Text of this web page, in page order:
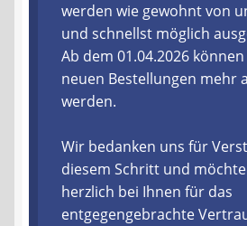
Liefer- und Versandkosten
Zahlungsarten
Lieferzeit & Verfügbarkeit
Gutschein
Batterien- und Akku Verordnung
werden wie gewohnt von
und schnellst möglich
Ab dem 01.04.2026
neuen Bestellungen mehr
werden.
Wir bedanken uns für
diesem Schritt und
herzlich bei Ihnen für das
entgegengebrachte